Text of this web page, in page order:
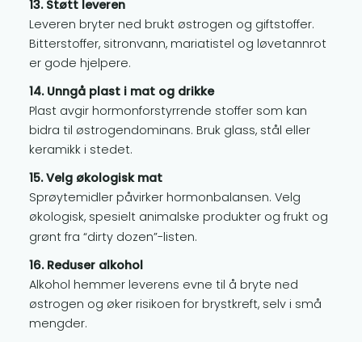
13. Støtt leveren
Leveren bryter ned brukt østrogen og giftstoffer.
Bitterstoffer, sitronvann, mariatistel og løvetannrot
er gode hjelpere.
14. Unngå plast i mat og drikke
Plast avgir hormonforstyrrende stoffer som kan
bidra til østrogendominans. Bruk glass, stål eller
keramikk i stedet.
15. Velg økologisk mat
Sprøytemidler påvirker hormonbalansen. Velg
økologisk, spesielt animalske produkter og frukt og
grønt fra “dirty dozen”-listen.
16. Reduser alkohol
Alkohol hemmer leverens evne til å bryte ned
østrogen og øker risikoen for brystkreft, selv i små
mengder.